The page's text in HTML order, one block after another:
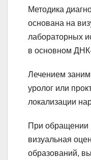
Методика
основана на
лабораторных
в основном
Лечением
уролог или
локализации
При обращении
визуальная
образований,